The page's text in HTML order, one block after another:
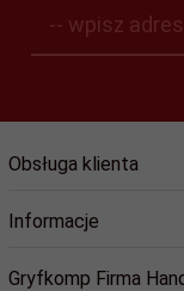
-- wpisz
Obsługa klienta
Informacje
Gryfkomp Firma